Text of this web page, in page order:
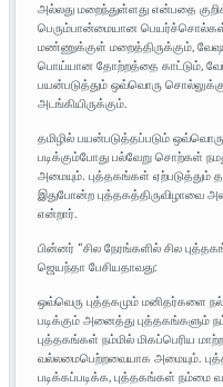
அல்லது மறைந்துள்ளது என்பதை
பெரும்பான்மையான பெயர்ச்சொல்கள்
மண்ணுக்குள் மறைத்திருக்கும்,
பொய்யான தோற்றத்தை காட்டும்,
பயன்படுத்தும் ஒவ்வொரு
அடங்கியிருக்கும்.
தமிழில் பயன்படுத்தப்படும்
படிக்கும்போது பல்வேறு சொற்கள்
அமையும். புத்தகங்கள் ஏற்படுத்தும்
இதுபோன்ற
என்றார்.
பின்னர் “சில நேரங்களில் சில
ஜெயந்தா பேசியதாவது:
ஒவ்வெரு புத்தகமும் மனிதர்களை
படிக்கும் அனைத்து புத்தகங்களும்
புத்தகங்கள் நம்மில் மிகப்பெரிய
வல்லமைபெற்றவையாக அமையும்.
படிக்கப்படிக்க, புத்தகங்கள் நம்மை